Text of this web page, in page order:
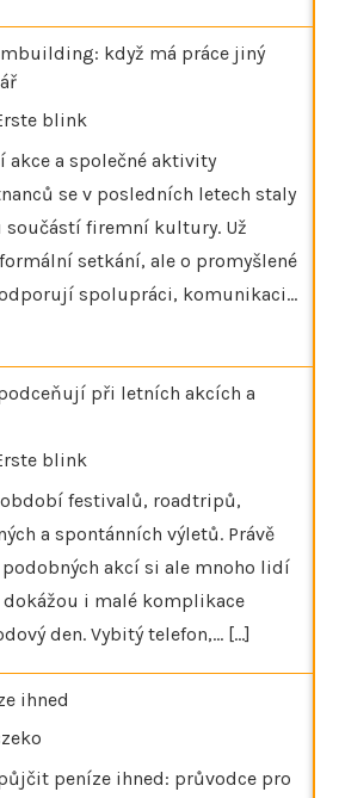
když má práce jiný
blink
akce a společné aktivity
se v posledních letech staly
součástí firemní kultury. Už
setkání, ale o promyšlené
spolupráci, komunikaci…
při letních akcích a
blink
festivalů, roadtripů,
a spontánních výletů. Právě
podobných akcí si ale mnoho lidí
i malé komplikace
den. Vybitý telefon,… [...]
ihned
peníze ihned: průvodce pro